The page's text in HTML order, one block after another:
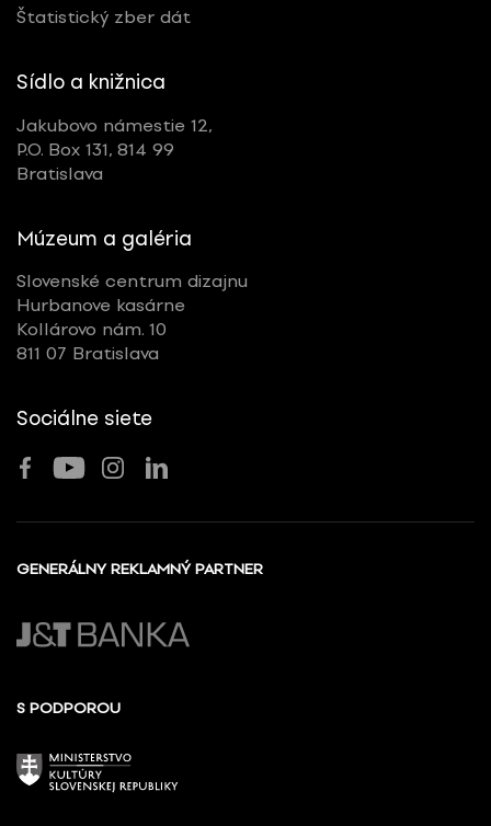
Štatistický zber dát
Sídlo a knižnica
Jakubovo námestie 12,
P.O. Box 131, 814 99
Bratislava
Múzeum a galéria
Slovenské centrum dizajnu
Hurbanove kasárne
Kollárovo nám. 10
811 07 Bratislava
Sociálne siete
GENERÁLNY REKLAMNÝ PARTNER
S PODPOROU